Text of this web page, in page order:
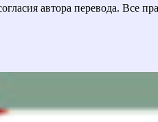
автора перевода. Все